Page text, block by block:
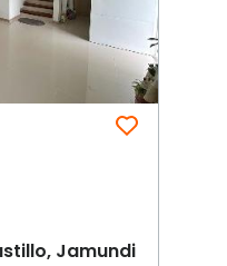
Jamundi